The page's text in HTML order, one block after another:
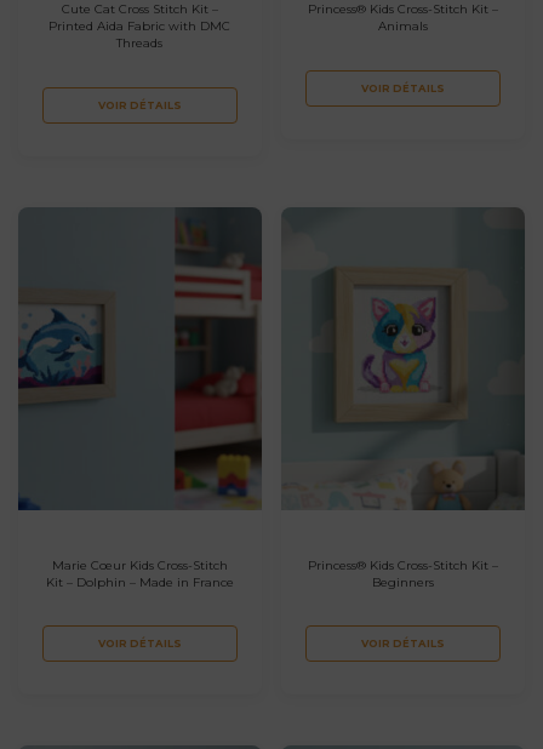
Cute Cat Cross Stitch Kit –
Printed Aida Fabric with DMC
Threads
VOIR DÉTAILS
Princess® Kids Cross-Stitch Kit –
Animals
VOIR DÉTAILS
Marie Cœur Kids Cross-Stitch
Kit – Dolphin – Made in France
VOIR DÉTAILS
Princess® Kids Cross-Stitch Kit –
Beginners
VOIR DÉTAILS